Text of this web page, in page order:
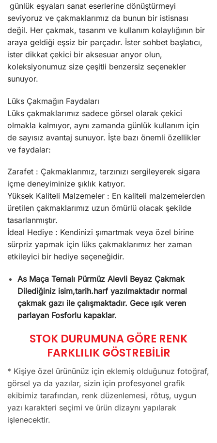
günlük eşyaları sanat eserlerine dönüştürmeyi
seviyoruz ve çakmaklarımız da bunun bir istisnası
değil. Her çakmak, tasarım ve kullanım kolaylığının bir
araya geldiği eşsiz bir parçadır. İster sohbet başlatıcı,
ister dikkat çekici bir aksesuar arıyor olun,
koleksiyonumuz size çeşitli benzersiz seçenekler
sunuyor.
Lüks Çakmağın Faydaları
Lüks çakmaklarımız sadece görsel olarak çekici
olmakla kalmıyor, aynı zamanda günlük kullanım için
de sayısız avantaj sunuyor. İşte bazı önemli özellikler
ve faydalar:
Zarafet : Çakmaklarımız, tarzınızı sergileyerek sigara
içme deneyiminize şıklık katıyor.
Yüksek Kaliteli Malzemeler : En kaliteli malzemelerden
üretilen çakmaklarımız uzun ömürlü olacak şekilde
tasarlanmıştır.
İdeal Hediye : Kendinizi şımartmak veya özel birine
sürpriz yapmak için lüks çakmaklarımız her zaman
etkileyici bir hediye seçeneğidir.
As Maça Temalı Pürmüz Alevli Beyaz Çakmak
Dilediğiniz isim,tarih.harf yazılmaktadır normal
çakmak gazı ile çalışmaktadır. Gece ışık veren
parlayan Fosforlu kapaklar.
STOK DURUMUNA GÖRE RENK
FARKLILIK GÖSTREBİLİR
* Kişiye özel ürününüz için eklemiş olduğunuz fotoğraf,
görsel ya da yazılar, sizin için profesyonel grafik
ekibimiz tarafından, renk düzenlemesi, rötuş, uygun
yazı karakteri seçimi ve ürün dizaynı yapılarak
işlenecektir.